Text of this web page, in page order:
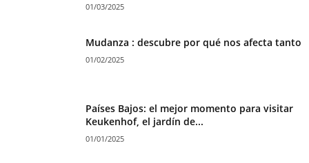
01/03/2025
Mudanza : descubre por qué nos afecta tanto
01/02/2025
Países Bajos: el mejor momento para visitar
Keukenhof, el jardín de...
01/01/2025